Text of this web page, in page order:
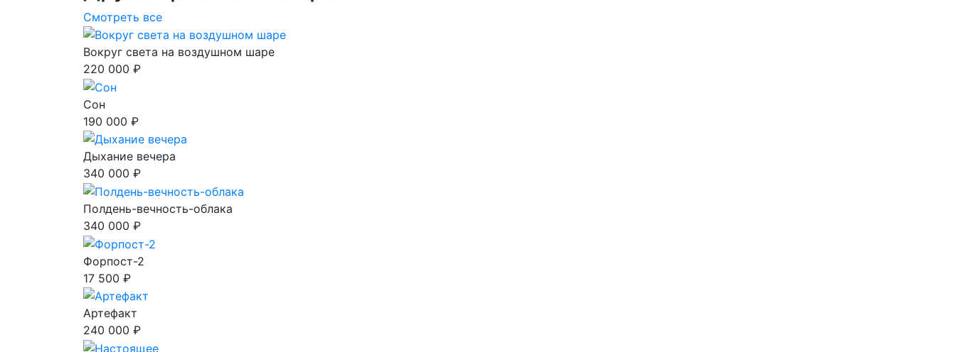
Смотреть все
Вокруг света на воздушном шаре
220 000 ₽
Сон
190 000 ₽
Дыхание вечера
340 000 ₽
Полдень-вечность-облака
340 000 ₽
Форпост-2
17 500 ₽
Артефакт
240 000 ₽